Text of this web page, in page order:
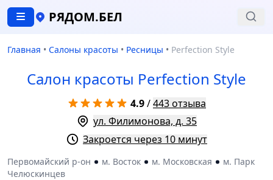
РЯДОМ.БЕЛ
Главная • Салоны красоты • Ресницы • Perfection Style
Салон красоты Perfection Style
4.9/443 отзыва
ул. Филимонова, д. 35
Закроется через 10 минут
Первомайский р-он м. Восток м. Московская
м. Парк
Челюскинцев